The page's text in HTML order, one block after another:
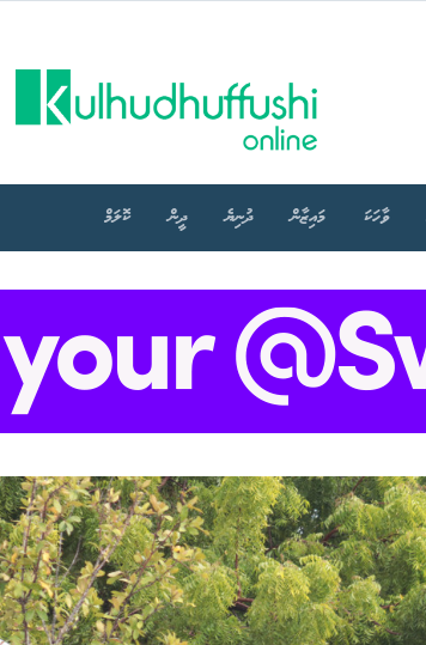
ވާހަކަ މައިޒާން ދުނިޔެ ދީން ކޮލަމް